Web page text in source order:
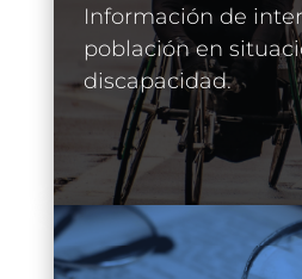
Información de
población en
discapacidad.